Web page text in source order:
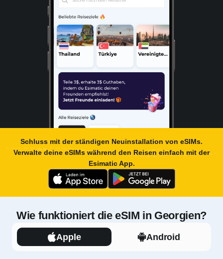
Schluss mit der ständigen Neuinstallation von eSIMs.
Verwalte deine eSIMs während den Reisen einfach mit der
Esimatic App.
Wie funktioniert die eSIM in Georgien?
Apple Android